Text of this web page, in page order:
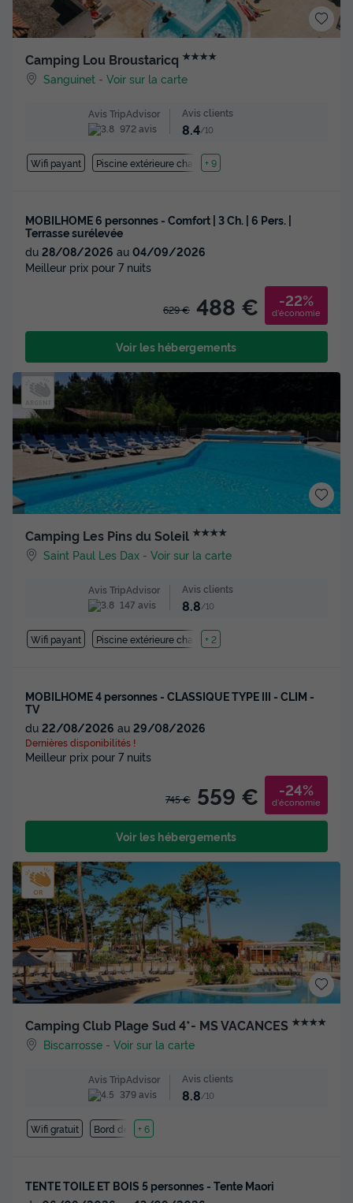
Camping Lou Broustaricq ★★★★
Sanguinet -Voir sur la carte
Avis TripAdvisor
972 avis
Avis clients
8.4/10
Wifi payant Piscine extérieure chauffée
+ 9
MOBILHOME 6 personnes - Comfort | 3 Ch. | 6 Pers. |
Terrasse surélevée
du 28/08/2026 au 04/09/2026
Meilleur prix pour 7 nuits
629 € 488 € -22%
d'économie
Voir les hébergements
Camping Les Pins du Soleil ★★★★
Saint Paul Les Dax -Voir sur la carte
Avis TripAdvisor
147 avis
Avis clients
8.8 /10
Wifi payant Piscine extérieure chauffée
+ 2
MOBILHOME 4 personnes - CLASSIQUE TYPE III - CLIM -
TV
du 22/08/2026 au 29/08/2026
Meilleur prix pour 7 nuits
Dernières disponibilités !
745 € 559 € -24%
d'économie
Voir les hébergements
Camping Club Plage Sud 4*- MS VACANCES ★★★★
Biscarrosse -Voir sur la carte
Avis TripAdvisor
379 avis
Avis clients
8.8 /10
Wifi gratuit Bord de mer
+ 6
TENTE TOILE ET BOIS 5 personnes - Tente Maori